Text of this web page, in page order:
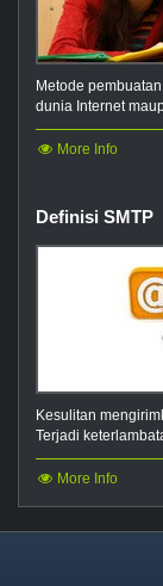
Metode
dunia Internet
More Info
Definisi SMTP
Kesulitan
Terjadi
More Info